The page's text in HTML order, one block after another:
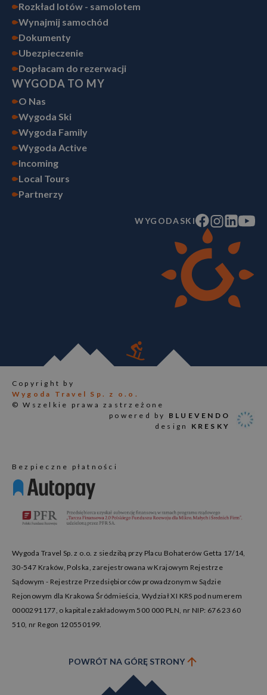
Rozkład lotów - samolotem
Wynajmij samochód
Dokumenty
Ubezpieczenie
Dopłacam do rezerwacji
WYGODA TO MY
O Nas
Wygoda Ski
Wygoda Family
Wygoda Active
Incoming
Local Tours
Partnerzy
WYGODASKI
Copyright by
Wygoda Travel Sp. z o.o.
© Wszelkie prawa zastrzeżone
powered by BLUEVENDO
design
KRESKY
Bezpieczne płatności
Wygoda Travel Sp. z o.o. z siedzibą przy Placu Bohaterów Getta 17/14,
30-547 Kraków, Polska, zarejestrowana w Krajowym Rejestrze
Sądowym - Rejestrze Przedsiębiorców prowadzonym w Sądzie
Rejonowym dla Krakowa Śródmieścia, Wydział XI KRS pod numerem
0000291177, o kapitale zakładowym 500 000 PLN, nr NIP: 676 23 60
510, nr Regon 120550199.
POWRÓT NA GÓRĘ STRONY